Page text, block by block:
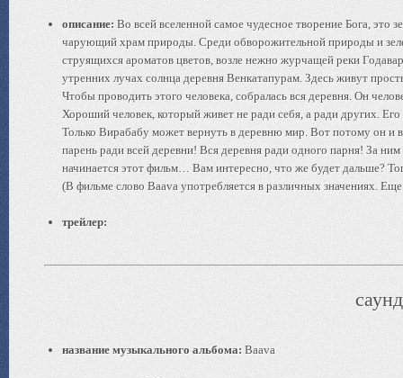
описание: Во всей вселенной самое чудесное творение Бога, это
чарующий храм природы. Среди обворожительной природы и
струящихся ароматов цветов, возле нежно журчащей реки
утренних лучах солнца деревня Венкатапурам. Здесь живут
Чтобы проводить этого человека, собралась вся деревня. Он
Хороший человек, который живет не ради себя, а ради других.
Только Вирабабу может вернуть в деревню мир. Вот потому он и
парень ради всей деревни! Вся деревня ради одного парня! За
начинается этот фильм… Вам интересно, что же будет дальше?
(В фильме слово Baava употребляется в различных значениях.
трейлер:
название музыкального альбома: Baava